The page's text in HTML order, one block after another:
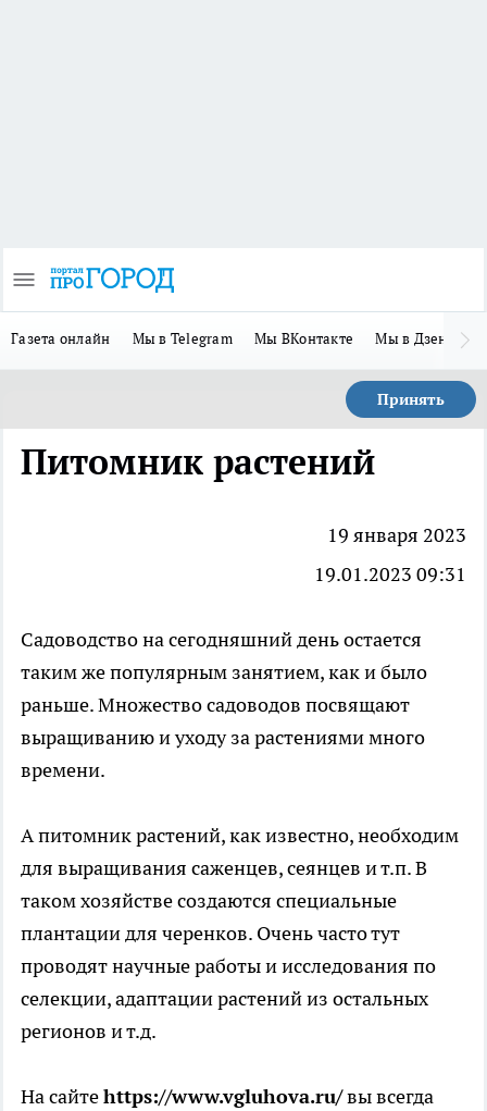
Газета онлайн Мы в Telegram Мы ВКонтакте Мы в Дзене
Принять
Питомник растений
19 января 2023
19.01.2023 09:31
Садоводство на сегодняшний день остается
таким же популярным занятием, как и было
раньше. Множество садоводов посвящают
выращиванию и уходу за растениями много
времени.
А питомник растений, как известно, необходим
для выращивания саженцев, сеянцев и т.п. В
таком хозяйстве создаются специальные
плантации для черенков. Очень часто тут
проводят научные работы и исследования по
селекции, адаптации растений из остальных
регионов и т.д.
На сайтеhttps://www.vgluhova.ru/вы всегда